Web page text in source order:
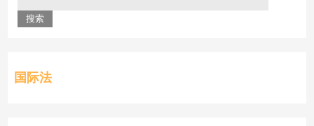
国际法